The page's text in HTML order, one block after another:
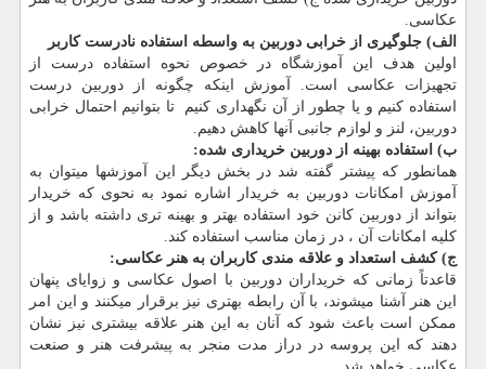
عکاسی.
الف) جلوگیری از خرابی دوربین به واسطه استفاده نادرست کاربر
اولین هدف این آموزشگاه در خصوص نحوه استفاده درست از
تجهیزات عکاسی است. آموزش اینکه چگونه از دوربین درست
استفاده کنیم و یا چطور از آن نگهداری کنیم تا بتوانیم احتمال خرابی
دوربین، لنز و لوازم جانبی آنها کاهش دهیم.
ب) استفاده بهینه از دوربین خریداری شده:
همانطور که پیشتر گفته شد در بخش دیگر این آموزشها میتوان به
آموزش امکانات دوربین به خریدار اشاره نمود به نحوی که خریدار
بتواند از دوربین کانن خود استفاده بهتر و بهینه تری داشته باشد و از
کلیه امکانات آن ، در زمان مناسب استفاده کند.
ج) کشف استعداد و علاقه مندی کاربران به هنر عکاسی:
قاعدتاً زمانی که خریداران دوربین با اصول عکاسی و زوایای پنهان
این هنر آشنا میشوند، با آن رابطه بهتری نیز برقرار میکنند و این امر
ممکن است باعث شود که آنان به این هنر علاقه بیشتری نیز نشان
دهند که این پروسه در دراز مدت منجر به پیشرفت هنر و صنعت
عکاسی خواهد شد.